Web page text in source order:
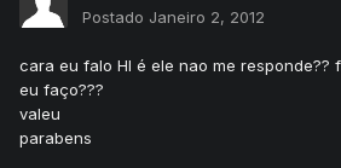
Postado Janeiro 2, 2012
cara eu falo HI é ele nao me responde??
eu faço???
valeu
parabens